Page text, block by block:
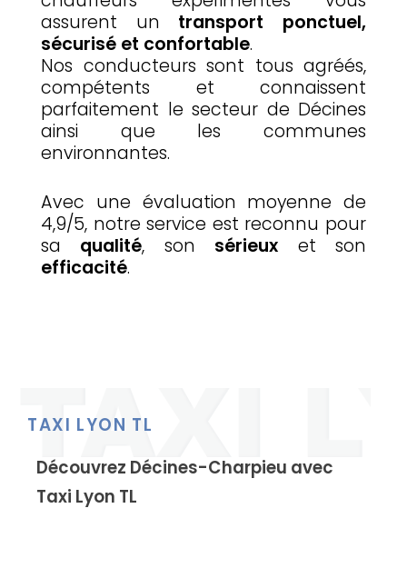
assurent un transport ponctuel,
sécurisé et confortable.
Nos conducteurs sont tous agréés,
compétents et connaissent
parfaitement le secteur de Décines
ainsi que les communes
environnantes.
Avec une évaluation moyenne de
4,9/5, notre service est reconnu pour
sa qualité, son sérieux et son
efficacité.
TAXI LYON TL
Découvrez Décines-Charpieu avec
Taxi Lyon TL